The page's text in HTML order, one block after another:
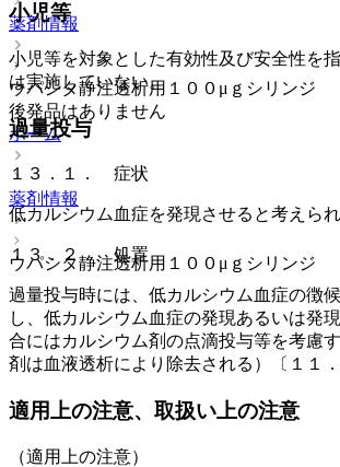
薬剤情報
ウパシタ静注透析用１００μｇシリンジ
後発品はありません
ホーム
薬剤情報
ウパシタ静注透析用１００μｇシリンジ
小児等
小児等を対象とした有効性及び安全性を
は実施していない。
過量投与
１３．１． 症状
低カルシウム血症を発現させると考えられ
１３．２． 処置
過量投与時には、低カルシウム血症の徴
し、低カルシウム血症の発現あるいは発
合にはカルシウム剤の点滴投与等を考慮
剤は血液透析により除去される）〔１１．
適用上の注意、取扱い上の注意
（適用上の注意）